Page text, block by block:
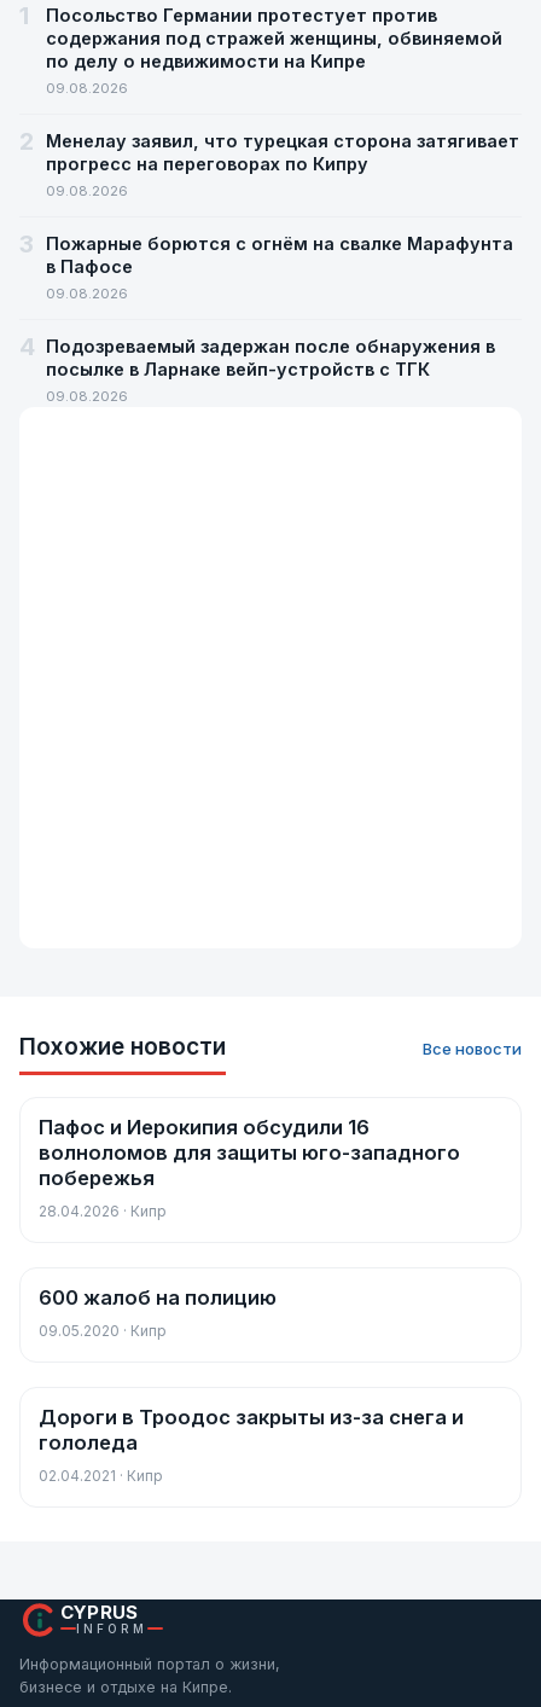
1
Посольство Германии протестует против
содержания под стражей женщины, обвиняемой
по делу о недвижимости на Кипре
09.08.2026
2
Менелау заявил, что турецкая сторона затягивает
прогресс на переговорах по Кипру
09.08.2026
3
Пожарные борются с огнём на свалке Марафунта
в Пафосе
09.08.2026
4
Подозреваемый задержан после обнаружения в
посылке в Ларнаке вейп-устройств с ТГК
09.08.2026
Похожие новости Все новости
Новости
Пафос и Иерокипия обсудили 16
волноломов для защиты юго-западного
побережья
28.04.2026 · Кипр
Новости
600 жалоб на полицию
09.05.2020 · Кипр
Новости
Дороги в Троодос закрыты из-за снега и
гололеда
02.04.2021 · Кипр
CYPRUS
INFORM
Информационный портал о жизни,
бизнесе и отдыхе на Кипре.